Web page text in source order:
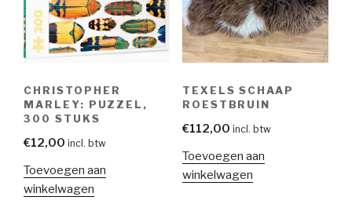
CHRISTOPHER
MARLEY: PUZZEL,
300 STUKS
€12,00 incl. btw
Toevoegen aan
winkelwagen
TEXELS SCHAAP
ROESTBRUIN
€112,00 incl. btw
Toevoegen aan
winkelwagen